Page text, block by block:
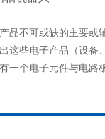
品不可或缺的主要或
这些电子产品（设备
一个电子元件与电路
低下，产能无法满